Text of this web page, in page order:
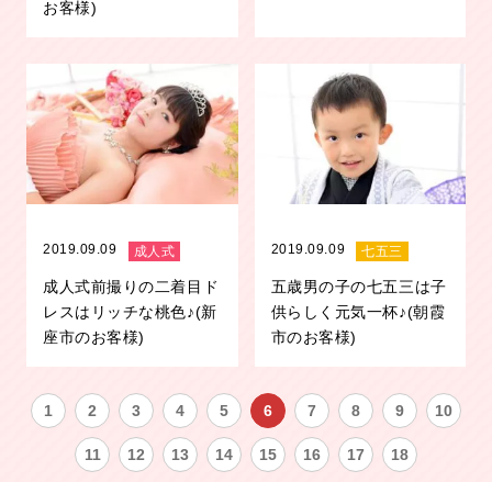
お客様)
2019.09.09 成人式
成人式前撮りの二着目ド
レスはリッチな桃色♪(新
座市のお客様)
2019.09.09 七五三
五歳男の子の七五三は子
供らしく元気一杯♪(朝霞
市のお客様)
1 2 3 4 5 6 7 8 9 10
11 12 13 14 15 16 17 18